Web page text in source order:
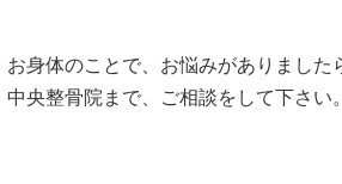
お身体のことで、お悩みがありました
中央整骨院まで、ご相談をして下さい。